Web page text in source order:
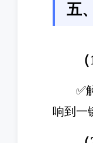
五
✅
响到一